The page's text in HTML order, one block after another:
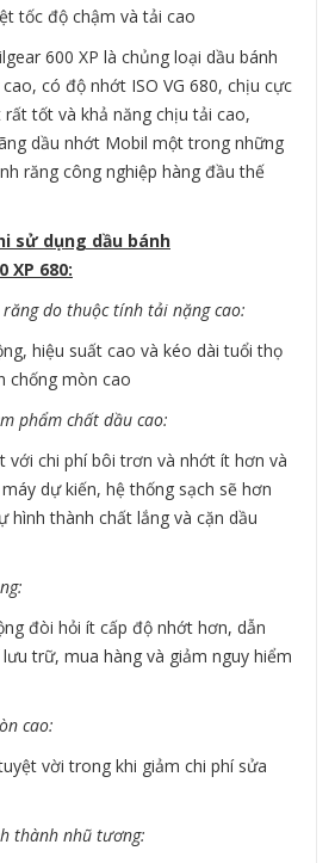
tốc độ chậm và tải cao
600 XP là chủng loại dầu bánh
có độ nhớt ISO VG 680, chịu cực
tốt và khả năng chịu tải cao,
dầu nhớt Mobil một trong những
răng công nghiệp hàng đầu thế
sử dụng dầu bánh
XP 680:
do thuộc tính tải nặng cao:
hiệu suất cao và kéo dài tuổi thọ
chống mòn cao
phẩm chất dầu cao:
với chi phí bôi trơn và nhớt ít hơn và
dự kiến, hệ thống sạch sẽ hơn
hình thành chất lắng và cặn dầu
đòi hỏi ít cấp độ nhớt hơn, dẫn
trữ, mua hàng và giảm nguy hiểm
cao:
vời trong khi giảm chi phí sửa
thành nhũ tương: